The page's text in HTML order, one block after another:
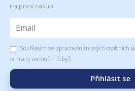
na první nákup!
Souhlasím se zpracováním svých osobních
ochrany osobních údajů.
Přihlásit se